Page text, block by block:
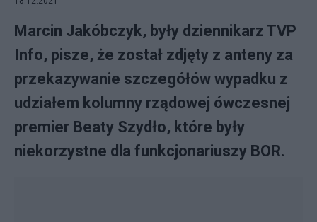
Marcin Jakóbczyk, były dziennikarz TVP
Info, pisze, że został zdjęty z anteny za
przekazywanie szczegółów wypadku z
udziałem kolumny rządowej ówczesnej
premier Beaty Szydło, które były
niekorzystne dla funkcjonariuszy BOR.